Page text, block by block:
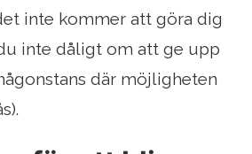
inte kommer att göra dig
inte dåligt om att ge upp
där möjligheten